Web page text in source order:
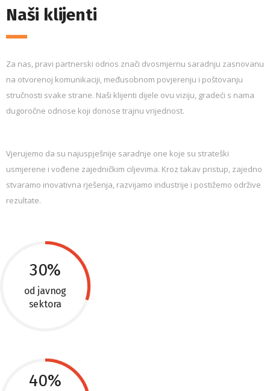
Naši klijenti
Za nas, pravi partnerski odnos znači dvosmjernu saradnju zasnovanu
na otvorenoj komunikaciji, međusobnom povjerenju i poštovanju
stručnosti svake strane. Naši klijenti dijele ovu viziju, gradeći s nama
dugoročne odnose koji donose trajnu vrijednost.
Vjerujemo da su najuspješnije saradnje one koje su strateški
usmjerene i vođene zajedničkim ciljevima. Kroz takav pristup, zajedno
stvaramo inovativna rješenja, razvijamo industrije i postižemo održive
rezultate.
30%
od javnog
sektora
40%